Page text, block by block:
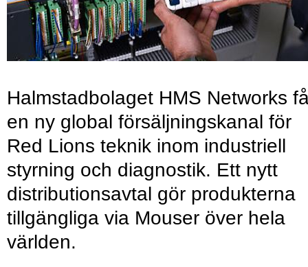
Halmstadbolaget HMS Networks
en ny global försäljningskanal för
Red Lions teknik inom industriell
styrning och diagnostik. Ett nytt
distributionsavtal gör produkterna
tillgängliga via Mouser över hela
världen.